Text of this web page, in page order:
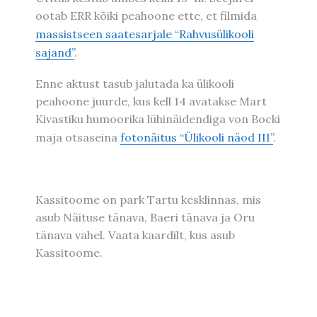
ootab ERR kõiki peahoone ette, et filmida
massistseen saatesarjale “Rahvusülikooli
sajand”.
Enne aktust tasub jalutada ka ülikooli
peahoone juurde, kus kell 14 avatakse Mart
Kivastiku humoorika lühinäidendiga von Bocki
maja otsaseina fotonäitus “Ülikooli näod III”.
Kassitoome on park Tartu kesklinnas, mis
asub Näituse tänava, Baeri tänava ja Oru
tänava vahel. Vaata kaardilt, kus asub
Kassitoome.